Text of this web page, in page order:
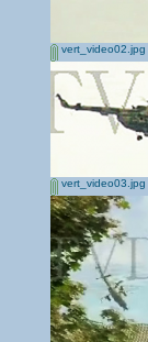
vert_video02.jpg
vert_video03.jpg